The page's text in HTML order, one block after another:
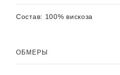
Состав: 100% вискоза
ОБМЕРЫ